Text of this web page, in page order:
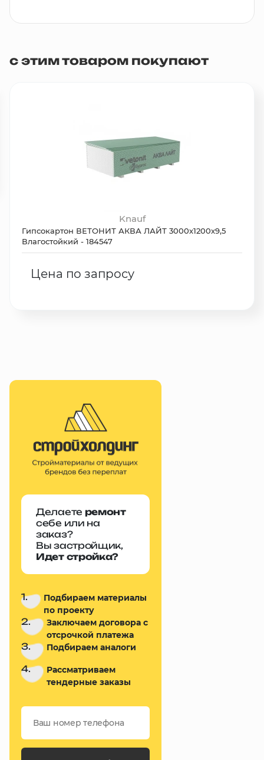
с этим товаром покупают
Knauf
Гипсокартон ВЕТОНИТ АКВА ЛАЙТ 3000х1200х9,5
Влагостойкий - 184547
Цена по запросу
Делаете ремонт
себе или на
заказ?
Вы застройщик,
Идет стройка?
1.
Подбираем материалы
по проекту
2.
Заключаем договора с
отсрочкой платежа
3. Подбираем аналоги
4.
Рассматриваем
тендерные заказы